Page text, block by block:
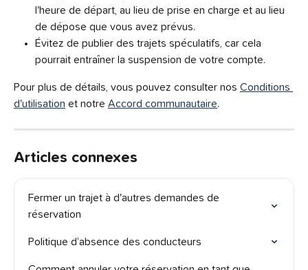
l'heure de départ, au lieu de prise en charge et au lieu
de dépose que vous avez prévus.
Évitez de publier des trajets spéculatifs, car cela
pourrait entraîner la suspension de votre compte.
Pour plus de détails, vous pouvez consulter nos Conditions
d'utilisation et notre Accord communautaire.
Articles connexes
Fermer un trajet à d'autres demandes de
réservation
Politique d’absence des conducteurs